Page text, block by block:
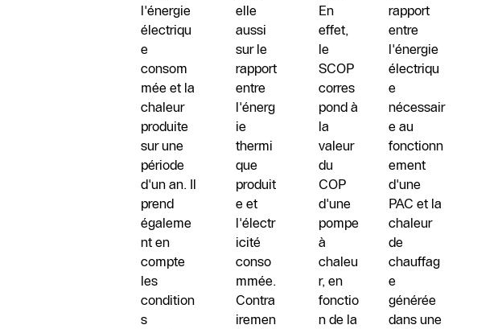
l'énergie
électriqu
e
consom
mée et la
chaleur
produite
sur une
période
d'un an. Il
prend
égaleme
nt en
compte
les
condition
s
elle
aussi
sur le
rapport
entre
l'énerg
ie
thermi
que
produit
e et
l'électr
icité
conso
mmée.
Contra
iremen
En
effet,
le
SCOP
corres
pond à
la
valeur
du
COP
d'une
pompe
à
chaleu
r, en
fonctio
n de la
rapport
entre
l'énergie
électriqu
e
nécessair
e au
fonctionn
ement
d'une
PAC et la
chaleur
de
chauffag
e
générée
dans une